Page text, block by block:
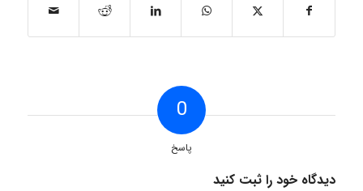
0
پاسخ
دیدگاه خود را ثبت کنید